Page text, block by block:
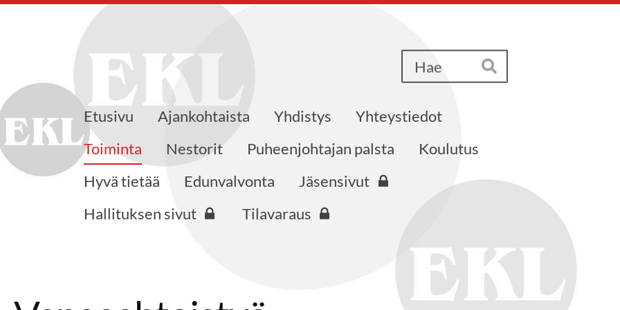
Hae
KVES ry
Etusivu Ajankohtaista Yhdistys
Yhteystiedot
Toiminta
Nestorit Puheenjohtajan palsta
Koulutus
Hyvä tietää
Edunvalvonta
Jäsensivut
Hallituksen sivut
Tilavaraus